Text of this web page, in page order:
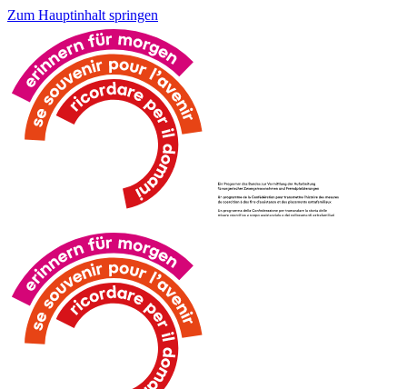
Zum Hauptinhalt springen